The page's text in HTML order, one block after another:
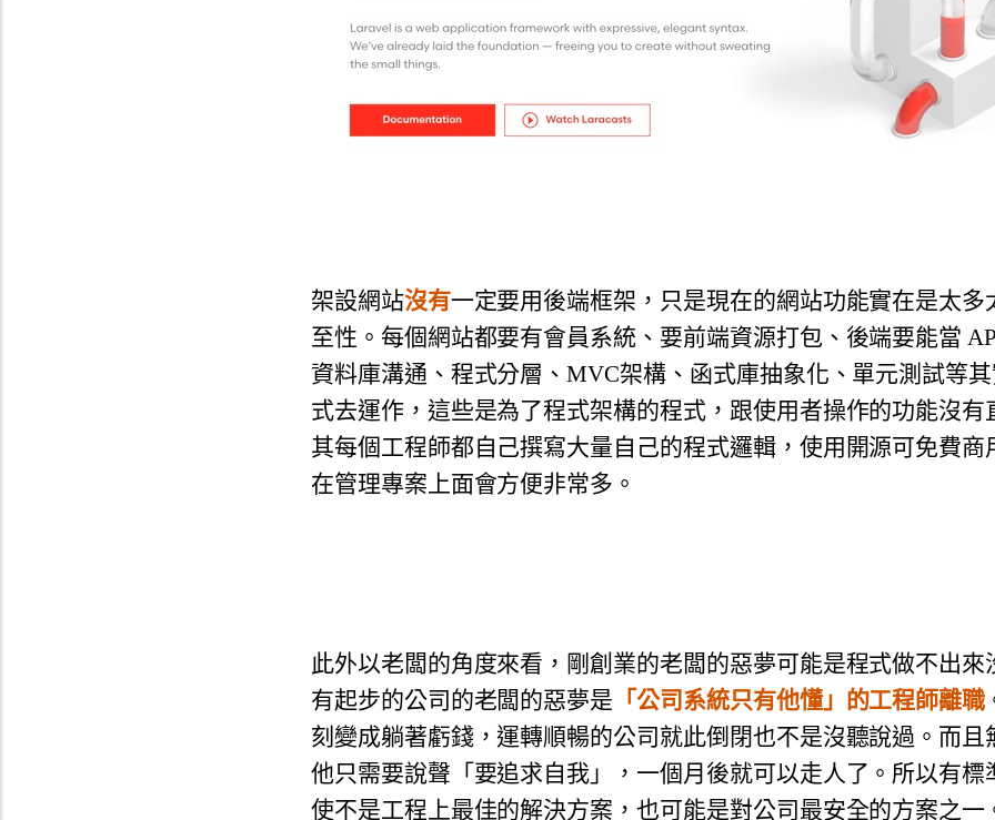
架設網站沒有一定要用後端框架，只是現在的網站功能實在是太多
至性。每個網站都要有會員系統、要前端資源打包、後端要能當
資料庫溝通、程式分層、MVC架構、函式庫抽象化、單元測試等
式去運作，這些是為了程式架構的程式，跟使用者操作的功能沒有
其每個工程師都自己撰寫大量自己的程式邏輯，使用開源可免費商
在管理專案上面會方便非常多。
此外以老闆的角度來看，剛創業的老闆的惡夢可能是程式做不出來
有起步的公司的老闆的惡夢是 「公司系統只有他懂」的工程師離職
刻變成躺著虧錢，運轉順暢的公司就此倒閉也不是沒聽說過。而且
他只需要說聲「要追求自我」，一個月後就可以走人了。所以有標
使不是工程上最佳的解決方案，也可能是對公司最安全的方案之一